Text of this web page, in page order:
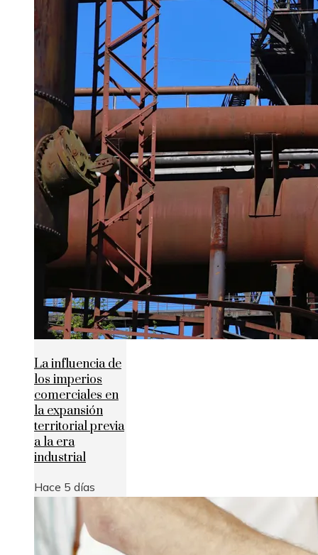
La influencia de
los imperios
comerciales en
la expansión
territorial previa
a la era
industrial
Hace 5 días